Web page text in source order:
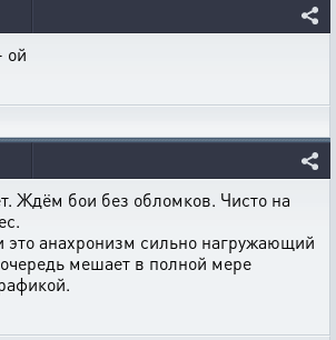
ой
Ждём бои без обломков. Чисто на
анахронизм сильно нагружающий
мешает в полной мере